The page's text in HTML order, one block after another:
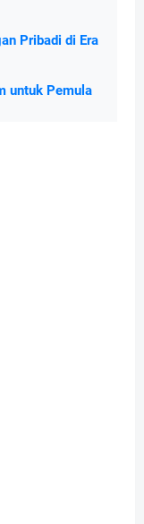
Pribadi di Era
untuk Pemula